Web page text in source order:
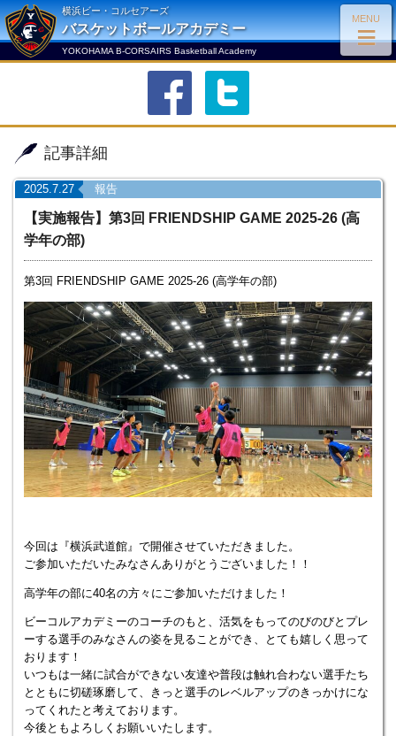
横浜ビー・コルセアーズ
バスケットボールアカデミー
YOKOHAMA B-CORSAIRS Basketball Academy
facebooktwitter
MENU
≡
記事詳細
2025.7.27 報告
【実施報告】第3回 FRIENDSHIP GAME 2025-26 (高
学年の部)
第3回 FRIENDSHIP GAME 2025-26 (高学年の部)
今回は『横浜武道館』で開催させていただきました。
ご参加いただいたみなさんありがとうございました！！
高学年の部に40名の方々にご参加いただけました！
ビーコルアカデミーのコーチのもと、活気をもってのびのびとプレ
ーする選手のみなさんの姿を見ることができ、とても嬉しく思って
おります！
いつもは一緒に試合ができない友達や普段は触れ合わない選手たち
とともに切磋琢磨して、きっと選手のレベルアップのきっかけにな
ってくれたと考えております。
今後ともよろしくお願いいたします。